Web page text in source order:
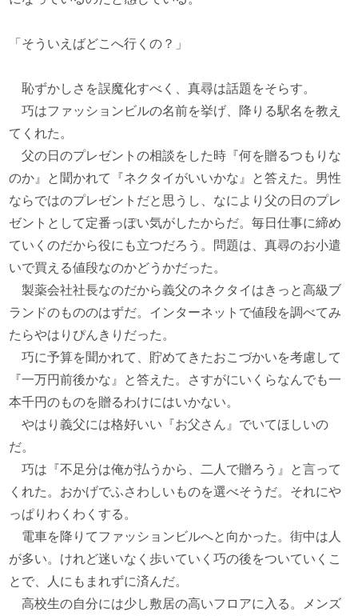
「そういえばどこへ行くの？」
恥ずかしさを誤魔化すべく、真尋は話題をそらす。
巧はファッションビルの名前を挙げ、降りる駅名を教え
てくれた。
父の日のプレゼントの相談をした時『何を贈るつもりな
のか』と聞かれて『ネクタイがいいかな』と答えた。男性
ならではのプレゼントだと思うし、なにより父の日のプレ
ゼントとして定番っぽい気がしたからだ。毎日仕事に締め
ていくのだから役にも立つだろう。問題は、真尋のお小遣
いで買える値段なのかどうかだった。
製薬会社社長なのだから義父のネクタイはきっと高級ブ
ランドのもののはずだ。インターネットで値段を調べてみ
たらやはりぴんきりだった。
巧に予算を聞かれて、貯めてきたおこづかいを考慮して
『一万円前後かな』と答えた。さすがにいくらなんでも一
本千円のものを贈るわけにはいかない。
やはり義父には格好いい『お父さん』でいてほしいの
だ。
巧は『不足分は俺が払うから、二人で贈ろう』と言って
くれた。おかげでふさわしいものを選べそうだ。それにや
っぱりわくわくする。
電車を降りてファッションビルへと向かった。街中は人
が多い。けれど迷いなく歩いていく巧の後をついていくこ
とで、人にもまれずに済んだ。
高校生の自分には少し敷居の高いフロアに入る。メンズ